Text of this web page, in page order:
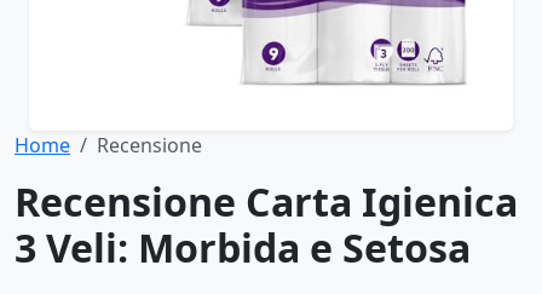
Home Recensione
Recensione Carta Igienica
3 Veli: Morbida e Setosa